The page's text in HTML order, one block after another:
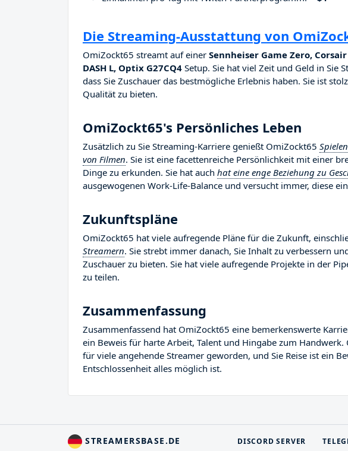
Die Streaming-Ausstattung von
OmiZockt65 streamt auf einer Sennheiser Game Zero,
DASH L, Optix G27CQ4 Setup. Sie hat viel Zeit und Geld in Sie
dass Sie Zuschauer das bestmögliche Erlebnis haben. Sie ist
Qualität zu bieten.
OmiZockt65's Persönliches Leben
Zusätzlich zu Sie Streaming-Karriere genießt OmiZockt65
von Filmen. Sie ist eine facettenreiche Persönlichkeit mit einer
Dinge zu erkunden. Sie hat auch hat eine enge Beziehung zu
ausgewogenen Work-Life-Balance und versucht immer, diese
Zukunftspläne
OmiZockt65 hat viele aufregende Pläne für die Zukunft,
Streamern. Sie strebt immer danach, Sie Inhalt zu verbessern
Zuschauer zu bieten. Sie hat viele aufregende Projekte in der
zu teilen.
Zusammenfassung
Zusammenfassend hat OmiZockt65 eine bemerkenswerte
ein Beweis für harte Arbeit, Talent und Hingabe zum
für viele angehende Streamer geworden, und Sie Reise ist ein
Entschlossenheit alles möglich ist.
STREAMERSBASE.DE DISCORD SERVER